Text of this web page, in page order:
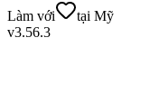
Làm với
tại Mỹ
v3.56.3